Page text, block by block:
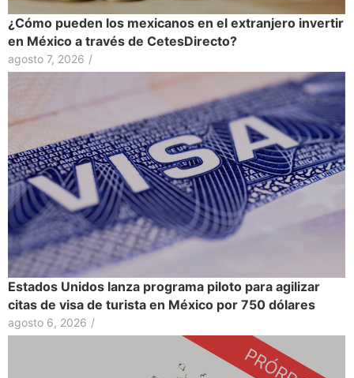
¿Cómo pueden los mexicanos en el extranjero invertir
en México a través de CetesDirecto?
agosto 7, 2026 /
Estados Unidos lanza programa piloto para agilizar
citas de visa de turista en México por 750 dólares
agosto 6, 2026 /